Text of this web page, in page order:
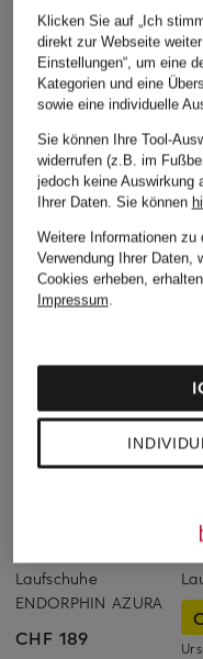
Laufschuhe
ENDORPHIN AZURA
CHF 189
Klicken Sie auf „Ich
direkt zur Webseite
Einstellungen“, um eine
Kategorien und eine
sowie eine individuelle
Sie können Ihre Tool-
widerrufen (z.B. im
jedoch keine Auswirkung
Ihrer Daten. Sie können
Weitere Informationen zu
Verwendung Ihrer Daten,
Cookies erheben,
Impressum.